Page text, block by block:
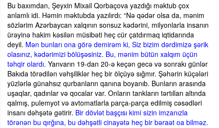
Bu baxımdan, Şeyxin Mixail Qorbaçova yazdığı məktub çox
anlamlı idi. Həmin məktubda yazılırdı: “Nə qədər olsa da, mənim
sözlərim Azərbaycan xalqının sonsuz kədərini, milyonlarla insanın
ürəyinə hakim kəsilən müsibəti heç cür çatdırmaq iqtidarında
deyil. Mən bunları ona görə demirəm ki, Siz bizim dərdimizə şərik
olasınız, kədərimizi bölüşəsiniz. Bu, mənim bütün xalqım üçün
təhqir olardı. Yanvarın 19-dan 20-ə keçən gecə və sonrakı günlər
Bakıda törədilən vəhşiliklər heç bir ölçüyə sığmır. Şəhərin küçələri
yüzlərlə günahsız qurbanların qanına boyanıb. Bunların arasında
uşaqlar, qadınlar və qocalar var. Onların tankların tərtılları altında
qalmış, pulemyot və avtomatlarla parça-parça edilmiş cəsədləri
insanı dəhşətə gətirir. Bir dövlət başçısı kimi sizin imzanızla
törənən bu qırğına, bu dəhşətli cinayətə heç bir bəraət oa bilməz.